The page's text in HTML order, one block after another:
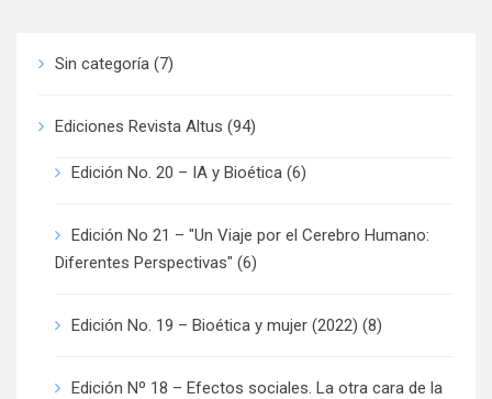
Sin categoría (7)
Ediciones Revista Altus (94)
Edición No. 20 – IA y Bioética (6)
Edición No 21 – "Un Viaje por el Cerebro Humano:
Diferentes Perspectivas" (6)
Edición No. 19 – Bioética y mujer (2022) (8)
Edición Nº 18 – Efectos sociales. La otra cara de la